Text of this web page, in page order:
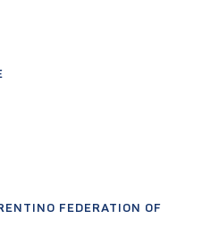
FEDERATION OF